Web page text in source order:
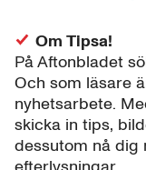
Om Tipsa!
På Aftonbladet
Och som läsare
nyhetsarbete.
skicka in tips,
dessutom nå dig
efterlysningar.